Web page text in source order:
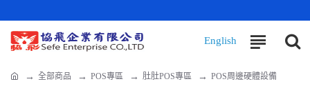
全部商品 POS專區 肚肚POS專區 POS周邊硬體設備